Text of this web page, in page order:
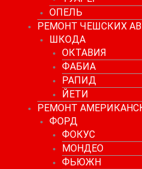
ОПЕЛЬ
РЕМОНТ ЧЕШСКИХ
ШКОДА
ОКТАВИЯ
ФАБИА
РАПИД
ЙЕТИ
РЕМОНТ
ФОРД
ФОКУС
МОНДЕО
ФЬЮЖН